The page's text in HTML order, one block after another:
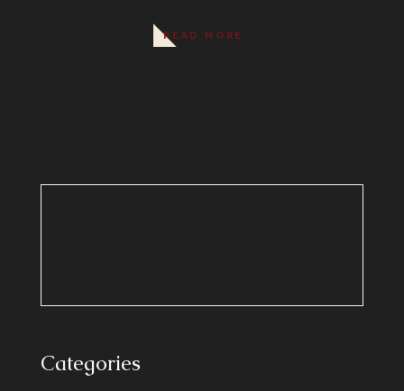
READ MORE
Categories